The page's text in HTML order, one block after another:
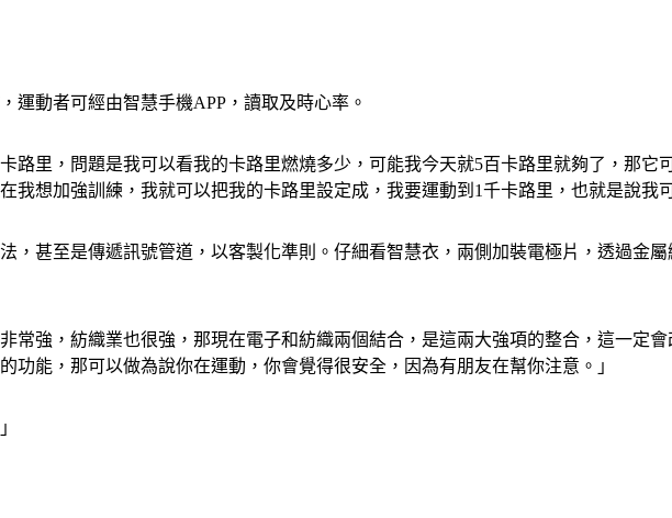
運動者可經由智慧手機APP，讀取及時心率。
路里，問題是我可以看我的卡路里燃燒多少，可能我今天就5百卡路里就夠了，那
我想加強訓練，我就可以把我的卡路里設定成，我要運動到1千卡路里，也就是說我
，甚至是傳遞訊號管道，以客製化準則。仔細看智慧衣，兩側加裝電極片，透過金
常強，紡織業也很強，那現在電子和紡織兩個結合，是這兩大強項的整合，這一定
功能，那可以做為說你在運動，你會覺得很安全，因為有朋友在幫你注意。」